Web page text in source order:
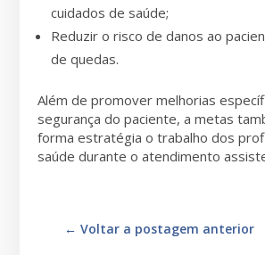
cuidados de saúde;
Reduzir o risco de danos ao
de quedas.
Além de promover melhorias
segurança do paciente, a metas
forma estratégia o trabalho dos
saúde durante o atendimento
←Voltar a postagem anterior